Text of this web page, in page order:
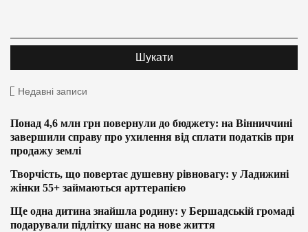
Недавні записи
Понад 4,6 млн грн повернули до бюджету: на Вінниччині
завершили справу про ухилення від сплати податків при
продажу землі
Творчість, що повертає душевну рівновагу: у Ладижині
жінки 55+ займаються арттерапією
Ще одна дитина знайшла родину: у Бершадській громаді
подарували підлітку шанс на нове життя